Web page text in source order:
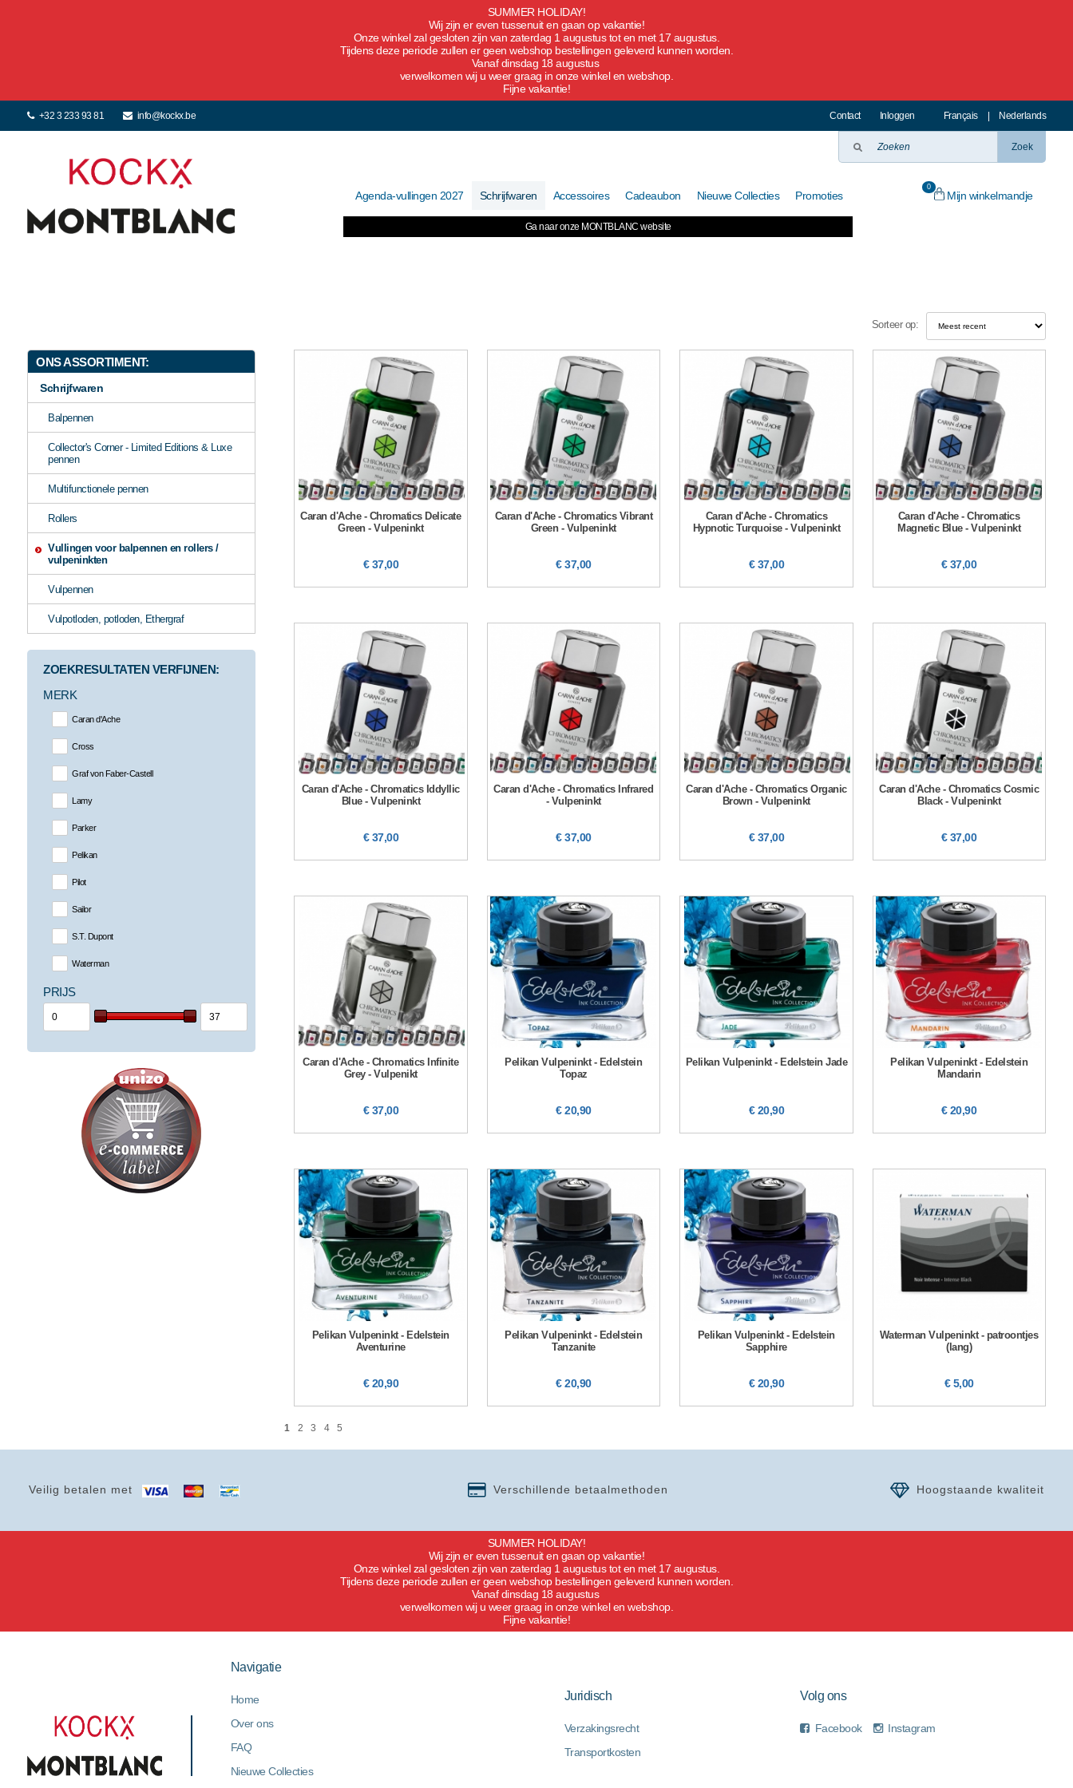
SUMMER HOLIDAY!
Wij zijn er even tussenuit en gaan op vakantie!
Onze winkel zal gesloten zijn van zaterdag 1 augustus tot en met 17 augustus.
Tijdens deze periode zullen er geen webshop bestellingen geleverd kunnen worden.
Vanaf dinsdag 18 augustus
verwelkomen wij u weer graag in onze winkel en webshop.
Fijne vakantie!
+32 3 233 93 81 info@kockx.be Contact Inloggen Français Nederlands
Zoek
Agenda-vullingen 2027 Schrijfwaren Accessoires Cadeaubon Nieuwe Collecties Promoties
Ga naar onze MONTBLANC website
0
Mijn winkelmandje
Sorteer op:
ONS ASSORTIMENT:
Schrijfwaren
Balpennen
Collector's Corner - Limited Editions & Luxe
pennen
Multifunctionele pennen
Rollers
Vullingen voor balpennen en rollers /
vulpeninkten
Vulpennen
Vulpotloden, potloden, Ethergraf
ZOEKRESULTATEN VERFIJNEN:
MERK
Caran d'Ache
Cross
Graf von Faber-Castell
Lamy
Parker
Pelikan
Pilot
Sailor
S.T. Dupont
Waterman
PRIJS
Caran d'Ache - Chromatics Delicate
Green - Vulpeninkt
€ 37,00
Caran d'Ache - Chromatics Vibrant
Green - Vulpeninkt
€ 37,00
Caran d'Ache - Chromatics
Hypnotic Turquoise - Vulpeninkt
€ 37,00
Caran d'Ache - Chromatics
Magnetic Blue - Vulpeninkt
€ 37,00
Caran d'Ache - Chromatics Iddyllic
Blue - Vulpeninkt
€ 37,00
Caran d'Ache - Chromatics Infrared
- Vulpeninkt
€ 37,00
Caran d'Ache - Chromatics Organic
Brown - Vulpeninkt
€ 37,00
Caran d'Ache - Chromatics Cosmic
Black - Vulpeninkt
€ 37,00
Caran d'Ache - Chromatics Infinite
Grey - Vulpenikt
€ 37,00
Pelikan Vulpeninkt - Edelstein
Topaz
€ 20,90
Pelikan Vulpeninkt - Edelstein Jade
€ 20,90
Pelikan Vulpeninkt - Edelstein
Mandarin
€ 20,90
Pelikan Vulpeninkt - Edelstein
Aventurine
€ 20,90
Pelikan Vulpeninkt - Edelstein
Tanzanite
€ 20,90
Pelikan Vulpeninkt - Edelstein
Sapphire
€ 20,90
Waterman Vulpeninkt - patroontjes
(lang)
€ 5,00
1 2 3 4 5
Veilig betalen met Verschillende betaalmethoden Hoogstaande kwaliteit
SUMMER HOLIDAY!
Wij zijn er even tussenuit en gaan op vakantie!
Onze winkel zal gesloten zijn van zaterdag 1 augustus tot en met 17 augustus.
Tijdens deze periode zullen er geen webshop bestellingen geleverd kunnen worden.
Vanaf dinsdag 18 augustus
verwelkomen wij u weer graag in onze winkel en webshop.
Fijne vakantie!
Navigatie
Home
Over ons
FAQ
Nieuwe Collecties
Juridisch
Verzakingsrecht
Transportkosten
Volg ons
Facebook Instagram